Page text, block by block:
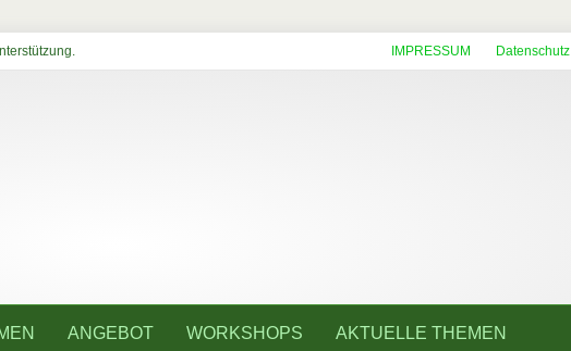
IMPRESSUM Datenschutz
ANGEBOT WORKSHOPS AKTUELLE THEMEN